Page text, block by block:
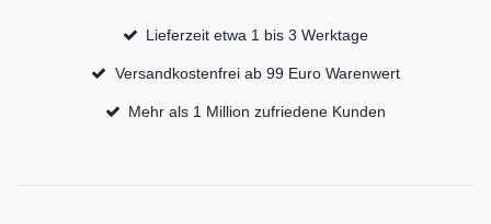
Lieferzeit etwa 1 bis 3 Werktage
Versandkostenfrei ab 99 Euro Warenwert
Mehr als 1 Million zufriedene Kunden